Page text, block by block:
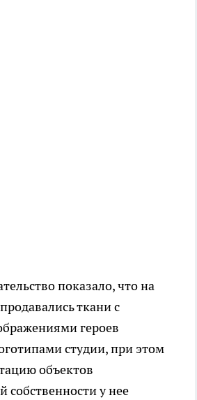
показало, что на
ткани с
героев
студии, при этом
объектов
собственности у нее